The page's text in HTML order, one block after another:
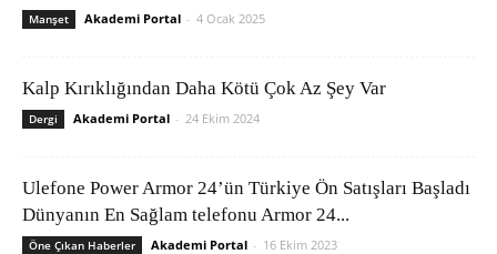
Manşet Akademi Portal - 4 Ocak 2025
Kalp Kırıklığından Daha Kötü Çok Az Şey Var
Dergi Akademi Portal - 24 Ekim 2024
Ulefone Power Armor 24’ün Türkiye Ön Satışları Başladı
Dünyanın En Sağlam telefonu Armor 24...
Öne Çıkan Haberler Akademi Portal - 16 Ekim 2023